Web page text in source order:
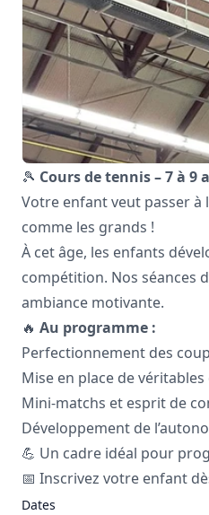
🎾 Cours de tennis – 7 à 9
Votre enfant veut passer à
comme les grands !
À cet âge, les enfants
compétition. Nos séances
ambiance motivante.
🔥 Au programme :
Perfectionnement des
Mise en place de
Mini-matchs et esprit de
Développement de
💪 Un cadre idéal pour
📅 Inscrivez votre enfant
Dates